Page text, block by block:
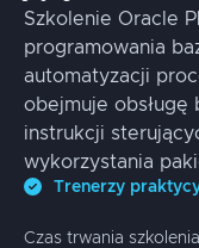
Szkolenie Oracle
programowania
automatyzacji
obejmuje obsługę
instrukcji
wykorzystania
Trenerzy
Czas trwania